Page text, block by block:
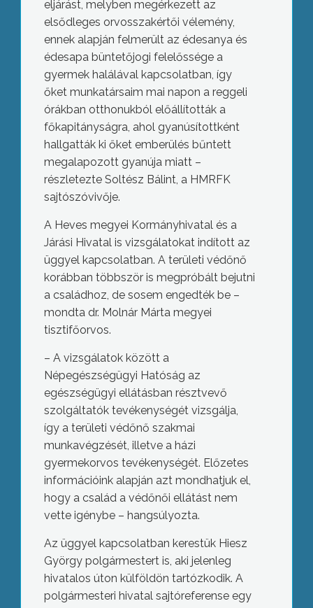
eljárást, melyben megérkezett az
elsődleges orvosszakértői vélemény,
ennek alapján felmerült az édesanya és
édesapa büntetőjogi felelőssége a
gyermek halálával kapcsolatban, így
őket munkatársaim mai napon a reggeli
órákban otthonukból előállították a
főkapitányságra, ahol gyanúsítottként
hallgatták ki őket emberülés bűntett
megalapozott gyanúja miatt –
részletezte Soltész Bálint, a HMRFK
sajtószóvivője.
A Heves megyei Kormányhivatal és a
Járási Hivatal is vizsgálatokat indított az
üggyel kapcsolatban. A területi védőnő
korábban többször is megpróbált bejutni
a családhoz, de sosem engedték be –
mondta dr. Molnár Márta megyei
tisztifőorvos.
– A vizsgálatok között a
Népegészségügyi Hatóság az
egészségügyi ellátásban résztvevő
szolgáltatók tevékenységét vizsgálja,
így a területi védőnő szakmai
munkavégzését, illetve a házi
gyermekorvos tevékenységét. Előzetes
információink alapján azt mondhatjuk el,
hogy a család a védőnői ellátást nem
vette igénybe – hangsúlyozta.
Az üggyel kapcsolatban kerestük Hiesz
György polgármestert is, aki jelenleg
hivatalos úton külföldön tartózkodik. A
polgármesteri hivatal sajtóreferense egy